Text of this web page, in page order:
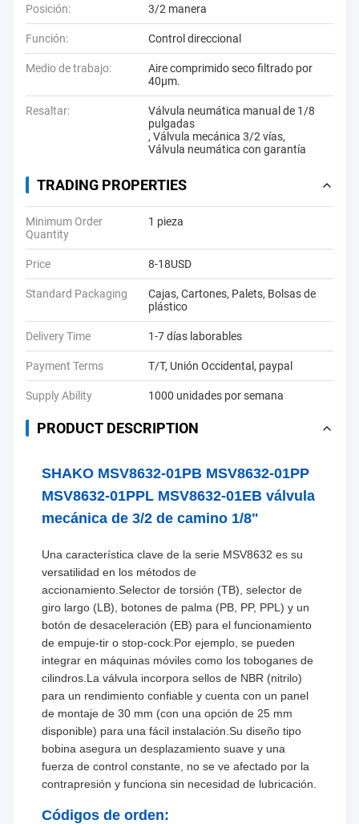
Posición: 3/2 manera
Función: Control direccional
Medio de trabajo:
Aire comprimido seco filtrado por
40μm.
Resaltar:
Válvula neumática manual de 1/8
pulgadas
, Válvula mecánica 3/2 vías,
Válvula neumática con garantía
TRADING PROPERTIES
Minimum Order
Quantity
1 pieza
Price 8-18USD
Standard Packaging
Cajas, Cartones, Palets, Bolsas de
plástico
Delivery Time 1-7 días laborables
Payment Terms T/T, Unión Occidental, paypal
Supply Ability 1000 unidades por semana
PRODUCT DESCRIPTION
SHAKO MSV8632-01PB MSV8632-01PP
MSV8632-01PPL MSV8632-01EB válvula
mecánica de 3/2 de camino 1/8"
Una característica clave de la serie MSV8632 es su
versatilidad en los métodos de
accionamiento.Selector de torsión (TB), selector de
giro largo (LB), botones de palma (PB, PP, PPL) y un
botón de desaceleración (EB) para el funcionamiento
de empuje-tir o stop-cock.Por ejemplo, se pueden
integrar en máquinas móviles como los toboganes de
cilindros.La válvula incorpora sellos de NBR (nitrilo)
para un rendimiento confiable y cuenta con un panel
de montaje de 30 mm (con una opción de 25 mm
disponible) para una fácil instalación.Su diseño tipo
bobina asegura un desplazamiento suave y una
fuerza de control constante, no se ve afectado por la
contrapresión y funciona sin necesidad de lubricación.
Códigos de orden: